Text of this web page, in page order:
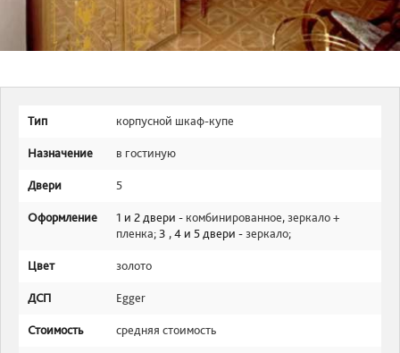
Тип корпусной шкаф-купе
Назначение в гостиную
Двери 5
Оформление 1 и 2 двери - комбинированное,зеркало +
пленка; 3 , 4 и 5 двери -зеркало;
Цвет золото
ДСП Egger
Стоимость средняя стоимость